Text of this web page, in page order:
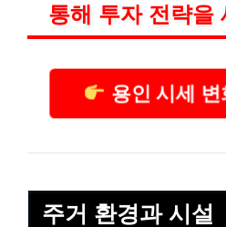
통해 투자 전략을
용인 시세 변
주거 환경과 시설